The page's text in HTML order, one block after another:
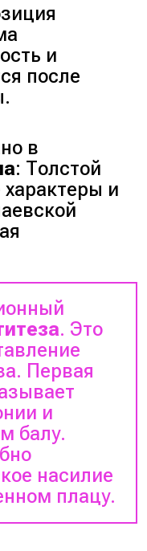
и
после
в
: Толстой
и
. Это
Первая
и
балу.
насилие
плацу.